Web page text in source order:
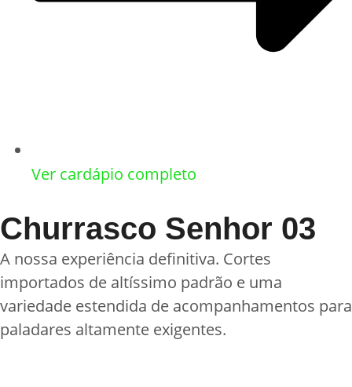
Ver cardápio completo
Churrasco Senhor 03
A nossa experiência definitiva. Cortes
importados de altíssimo padrão e uma
variedade estendida de acompanhamentos para
paladares altamente exigentes.